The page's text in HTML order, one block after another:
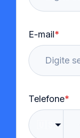
E-mail*
Telefone*